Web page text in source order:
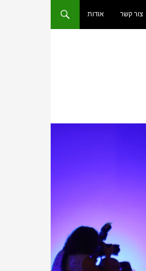
צור קשר אודות